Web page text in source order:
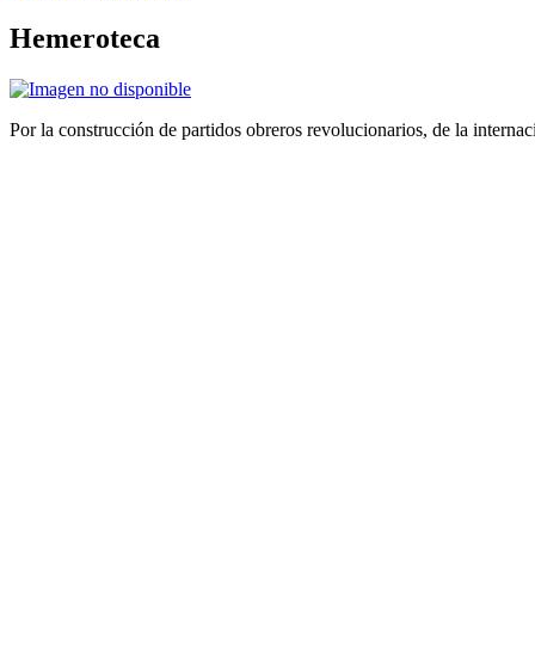
Hemeroteca
Por la construcción de partidos obreros revolucionarios, de la